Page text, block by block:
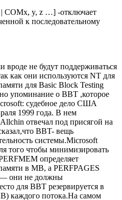
y, z …] -отключает
к последовательному
вроде не будут поддерживаться
как они используются NT для
для Basic Block Testing
упоминание о BBT ,которое
судебное дело США
1999 года. В нем
отвечал под присягой на
BBT- вещь
системы.Microsoft
того чтобы минимизировать
определяет
в MB, а PERFPAGES
— они не должны
для BBT резервируется в
каждого потока.На самом